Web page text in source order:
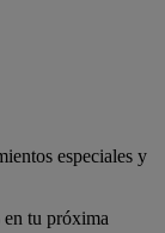
especiales y
en tu próxima